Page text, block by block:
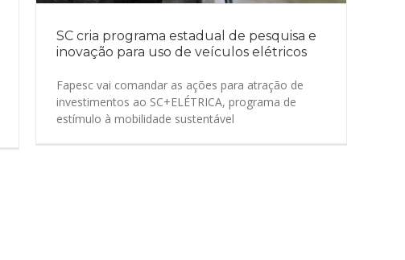
SC cria programa estadual de pesquisa e
inovação para uso de veículos elétricos
Fapesc vai comandar as ações para atração de
investimentos ao SC+ELÉTRICA, programa de
estímulo à mobilidade sustentável